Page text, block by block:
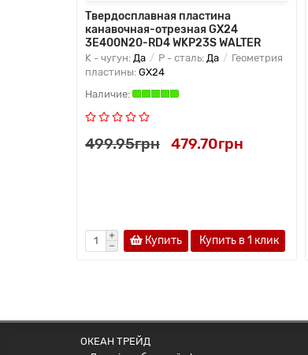
Твердосплавная пластина
канавочная-отрезная GX24
3E400N20-RD4 WKP23S WALTER
K - чугун: Да P - сталь: Да
Геометрия
пластины: GX24
499.95грн 479.70грн
Купить Купить в 1 клик
ОКЕАН ТРЕЙД